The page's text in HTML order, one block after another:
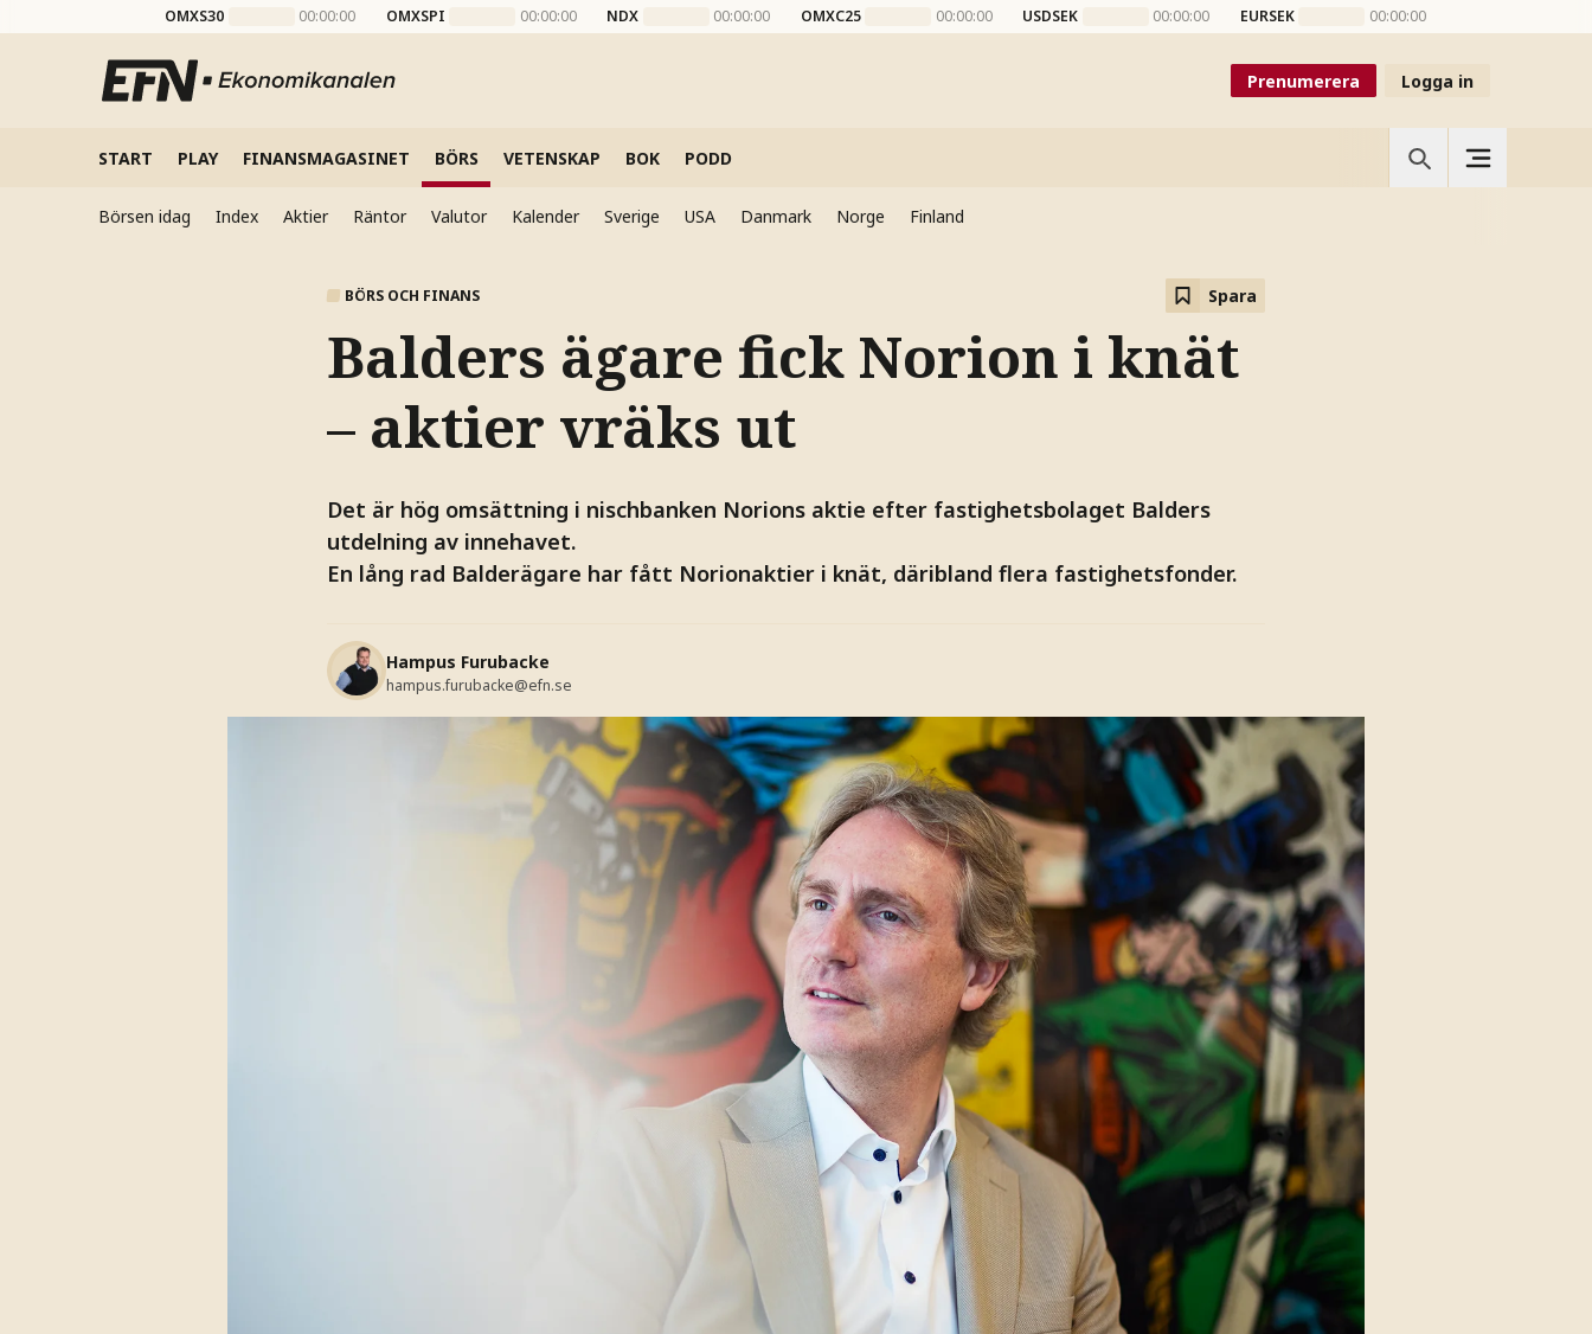
OMXS30 00:00:00 OMXSPI 00:00:00 NDX 00:00:00 OMXC25 00:00:00 USDSEK 00:00:00 EURSEK 00:00:00
Prenumerera Logga in
START PLAY FINANSMAGASINET BÖRS VETENSKAP BOK PODD
Börsen idag Index Aktier Räntor Valutor Kalender Sverige USA Danmark Norge Finland
BÖRS OCH FINANS Spara
Balders ägare fick Norion i knät
– aktier vräks ut
Det är hög omsättning i nischbanken Norions aktie efter fastighetsbolaget Balders
utdelning av innehavet.
En lång rad Balderägare har fått Norionaktier i knät, däribland flera fastighetsfonder.
Hampus Furubacke
hampus.furubacke@efn.se